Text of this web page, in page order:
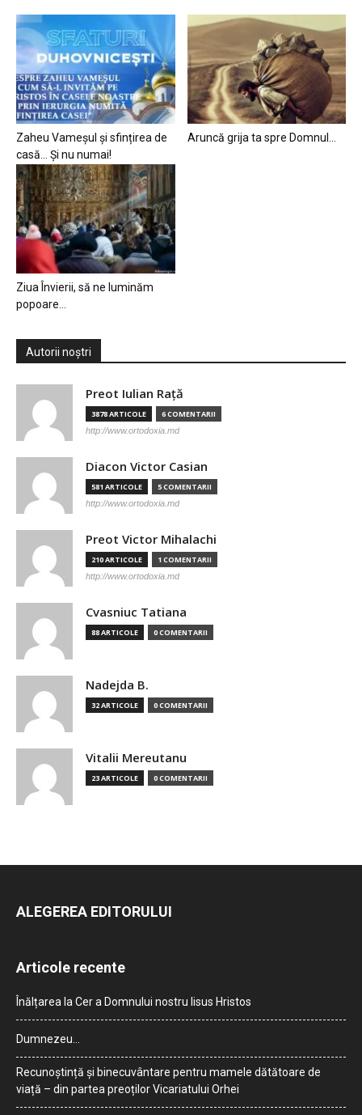
Zaheu Vameșul și sfințirea de
casă… Și nu numai!
Aruncă grija ta spre Domnul…
Ziua Învierii, să ne luminăm
popoare…
Autorii noștri
Preot Iulian Raţă
3878 ARTICOLE 6 COMENTARII
http://www.ortodoxia.md
Diacon Victor Casian
581 ARTICOLE 5 COMENTARII
http://www.ortodoxia.md
Preot Victor Mihalachi
210 ARTICOLE 1 COMENTARII
http://www.ortodoxia.md
Cvasniuc Tatiana
88 ARTICOLE 0 COMENTARII
Nadejda B.
32 ARTICOLE 0 COMENTARII
Vitalii Mereutanu
23 ARTICOLE 0 COMENTARII
ALEGEREA EDITORULUI
Articole recente
Înălțarea la Cer a Domnului nostru Iisus Hristos
Dumnezeu…
Recunoștință și binecuvântare pentru mamele dătătoare de
viață – din partea preoților Vicariatului Orhei